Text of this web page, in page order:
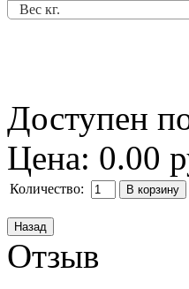
Вес кг.
Доступен
Цена: 0.00
Количество:
Отзыв